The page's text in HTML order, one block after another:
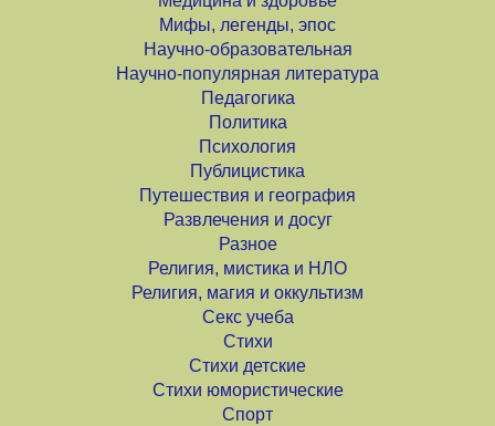
Мифы, легенды, эпос
Научно-образовательная
Научно-популярная литература
Педагогика
Политика
Психология
Публицистика
Путешествия и география
Развлечения и досуг
Разное
Религия, мистика и НЛО
Религия, магия и оккультизм
Секс учеба
Стихи
Стихи детские
Стихи юмористические
Спорт